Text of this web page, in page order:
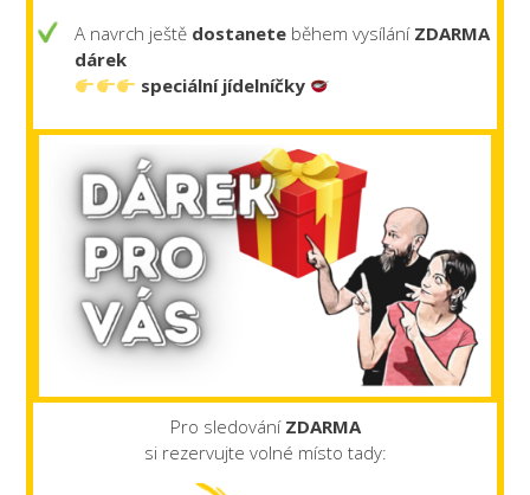
A navrch ještě dostanete během vysílání ZDARMA
dárek
speciální jídelníčky
Pro sledování ZDARMA
si rezervujte volné místo tady: